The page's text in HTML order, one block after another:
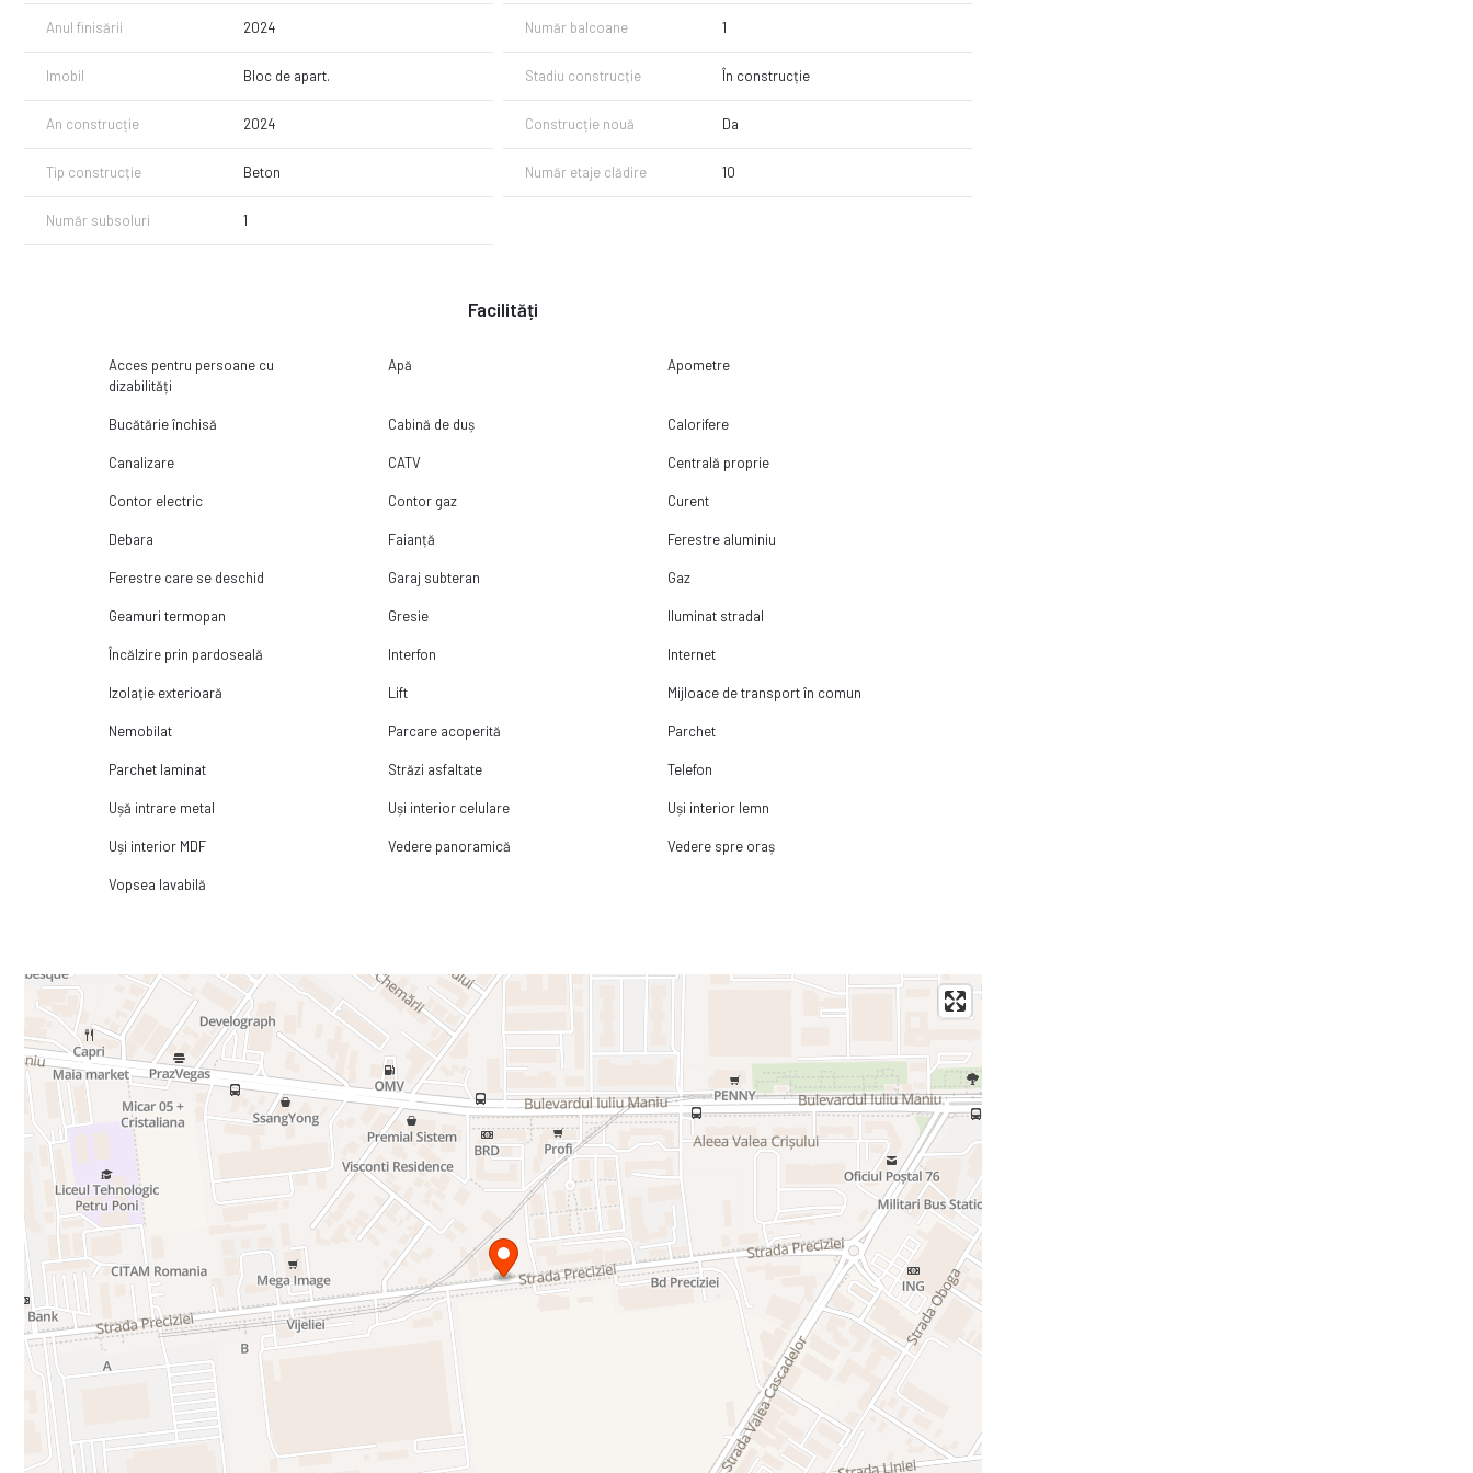
*** Imagini cu titlu de prezentare, din proiecte anterioare ale dezvoltatorului.
Anul finisării 2024 Număr balcoane 1
Imobil Bloc de apart. Stadiu construcție În construcție
An construcție 2024 Construcție nouă Da
Tip construcție Beton Număr etaje clădire 10
Număr subsoluri 1
Facilități
Acces pentru persoane cu
dizabilități
Apă Apometre
Bucătărie închisă Cabină de duș Calorifere
Canalizare CATV Centrală proprie
Contor electric Contor gaz Curent
Debara Faianță Ferestre aluminiu
Ferestre care se deschid Garaj subteran Gaz
Geamuri termopan Gresie Iluminat stradal
Încălzire prin pardoseală Interfon Internet
Izolație exterioară Lift Mijloace de transport în comun
Nemobilat Parcare acoperită Parchet
Parchet laminat Străzi asfaltate Telefon
Ușă intrare metal Uși interior celulare Uși interior lemn
Uși interior MDF Vedere panoramică Vedere spre oraș
Vopsea lavabilă